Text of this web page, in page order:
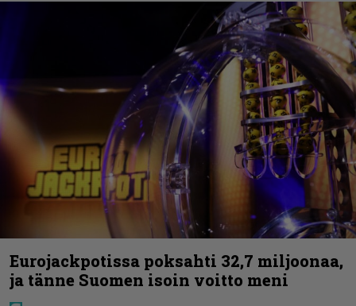
Eurojackpotissa poksahti 32,7 miljoonaa,
ja tänne Suomen isoin voitto meni